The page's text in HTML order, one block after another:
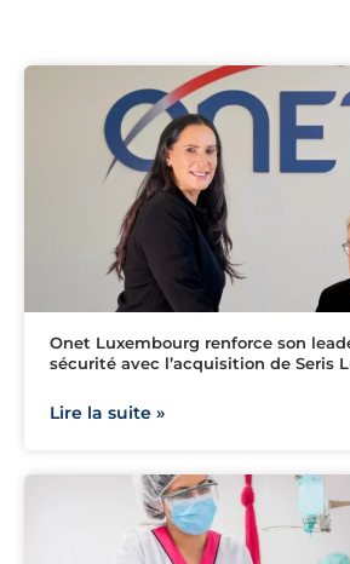
Onet Luxembourg renforce son
sécurité avec l’acquisition de Seris
Lire la suite »